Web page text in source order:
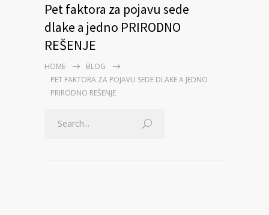
Pet faktora za pojavu sede
dlake a jedno PRIRODNO
REŠENJE
HOME
BLOG
PET FAKTORA ZA POJAVU SEDE DLAKE A JEDNO
PRIRODNO REŠENJE